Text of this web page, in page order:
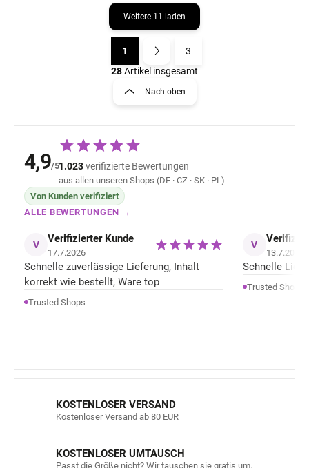
S
t
u
e
e
m
e
d
e
r
L
i
Weitere 11 laden
P
a
g
i
r
u
1
3
28Artikel insgesamt
Nach oben
4,9/51.023verifizierte Bewertungen
aus allen unseren Shops (DE · CZ · SK · PL)
Von Kunden verifiziert
ALLE BEWERTUNGEN →
V Verifizierter Kunde
17.7.2026
Schnelle zuverlässige Lieferung, Inhalt
korrekt wie bestellt, Ware top
Trusted Shops
V
13.7.2026
Schnelle
Trusted Shops
KOSTENLOSER VERSAND
Kostenloser Versand ab 80 EUR
KOSTENLOSER UMTAUSCH
Passt die Größe nicht? Wir tauschen sie gratis um.